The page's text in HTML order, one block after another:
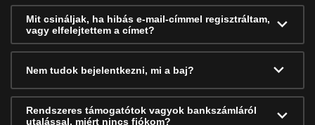
Mit csináljak, ha hibás e-mail-címmel regisztráltam,
vagy elfelejtettem a címet?
Nem tudok bejelentkezni, mi a baj?
Rendszeres támogatótok vagyok bankszámláról
utalással, miért nincs fiókom?